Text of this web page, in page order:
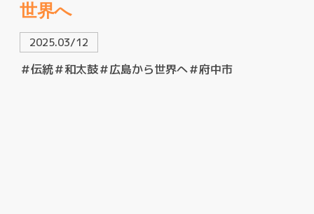
世界へ
2025.03/12
＃伝統＃和太鼓＃広島から世界へ＃府中市